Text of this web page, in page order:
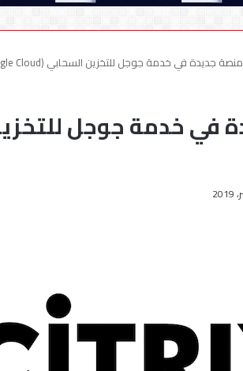
منصة جديدة في خدمة جوجل للتخزين السحابي (Google Cloud)